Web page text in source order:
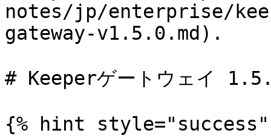
notes/jp/enterprise/
gateway-v1.5.0.md).
# Keeperゲートウェイ
{% hint style="success"